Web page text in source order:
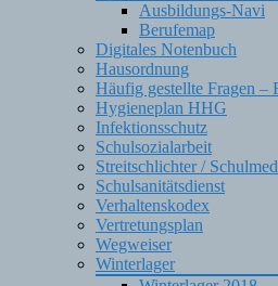
Ausbildungs-Navi
Berufemap
Digitales Notenbuch
Hausordnung
Häufig gestellte Fragen –
Hygieneplan HHG
Infektionsschutz
Schulsozialarbeit
Streitschlichter /
Schulsanitätsdienst
Verhaltenskodex
Vertretungsplan
Wegweiser
Winterlager